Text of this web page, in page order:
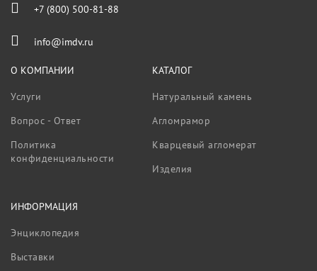
+7 (800) 500-81-88
info@imdv.ru
О КОМПАНИИ
Услуги
Вопрос - Ответ
Политика
конфиденциальности
КАТАЛОГ
Натуральный камень
Агломрамор
Кварцевый агломерат
Изделия
ИНФОРМАЦИЯ
Энциклопедия
Выставки